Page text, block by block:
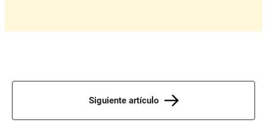
Siguiente artículo